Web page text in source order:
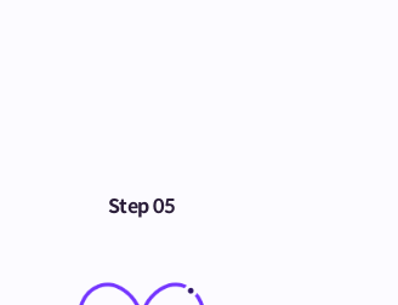
Step 05